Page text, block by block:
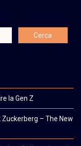
la Gen Z
– The New